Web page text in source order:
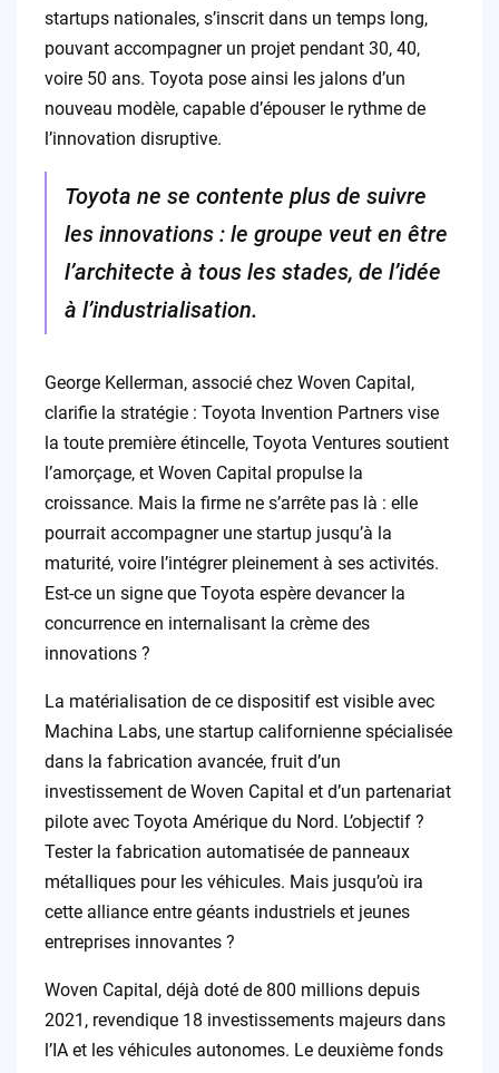
startups nationales, s’inscrit dans un temps long,
pouvant accompagner un projet pendant 30, 40,
voire 50 ans. Toyota pose ainsi les jalons d’un
nouveau modèle, capable d’épouser le rythme de
l’innovation disruptive.
Toyota ne se contente plus de suivre
les innovations : le groupe veut en être
l’architecte à tous les stades, de l’idée
à l’industrialisation.
George Kellerman, associé chez Woven Capital,
clarifie la stratégie : Toyota Invention Partners vise
la toute première étincelle, Toyota Ventures soutient
l’amorçage, et Woven Capital propulse la
croissance. Mais la firme ne s’arrête pas là : elle
pourrait accompagner une startup jusqu’à la
maturité, voire l’intégrer pleinement à ses activités.
Est-ce un signe que Toyota espère devancer la
concurrence en internalisant la crème des
innovations ?
La matérialisation de ce dispositif est visible avec
Machina Labs, une startup californienne spécialisée
dans la fabrication avancée, fruit d’un
investissement de Woven Capital et d’un partenariat
pilote avec Toyota Amérique du Nord. L’objectif ?
Tester la fabrication automatisée de panneaux
métalliques pour les véhicules. Mais jusqu’où ira
cette alliance entre géants industriels et jeunes
entreprises innovantes ?
Woven Capital, déjà doté de 800 millions depuis
2021, revendique 18 investissements majeurs dans
l’IA et les véhicules autonomes. Le deuxième fonds